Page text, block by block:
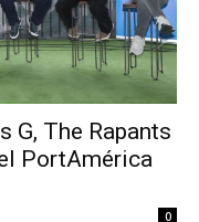
G, The Rapants
PortAmérica
0